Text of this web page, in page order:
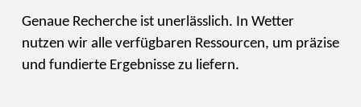
Genaue Recherche ist unerlässlich. In Wetter
nutzen wir alle verfügbaren Ressourcen, um präzise
und fundierte Ergebnisse zu liefern.